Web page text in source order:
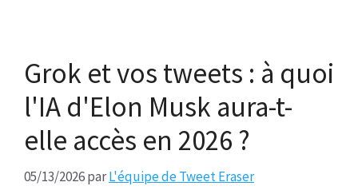
Grok et vos tweets : à quoi
l'IA d'Elon Musk aura-t-
elle accès en 2026 ?
05/13/2026parL'équipe de Tweet Eraser